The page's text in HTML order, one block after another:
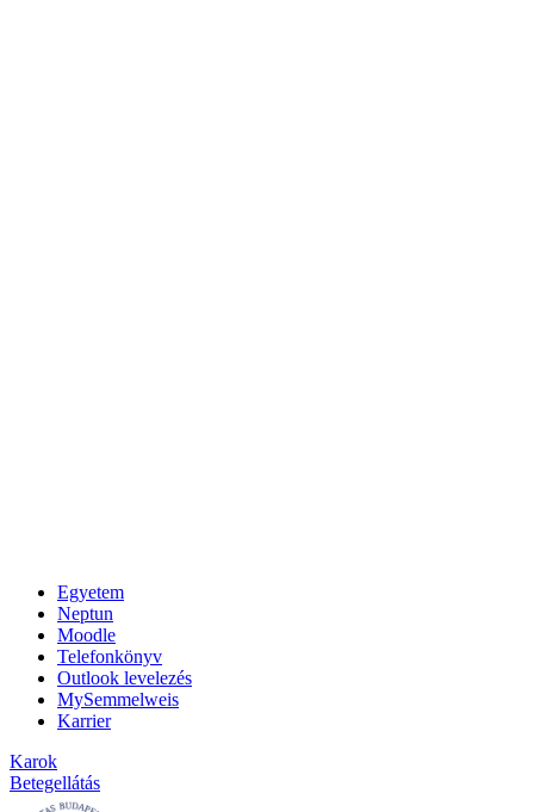
Egyetem
Neptun
Moodle
Telefonkönyv
Outlook levelezés
MySemmelweis
Karrier
Karok
Betegellátás